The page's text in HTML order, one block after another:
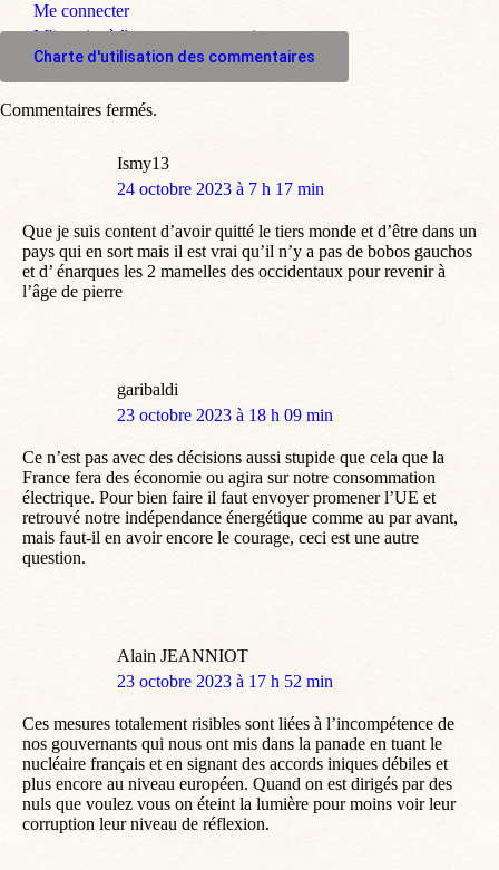
Me connecter
M'inscrire à l'espace commentaire
Charte d'utilisation des commentaires
Ismy13
dit
24 octobre 2023 à 7 h 17 min
Que je suis content d’avoir quitté le tiers monde et d’être dans un
pays qui en sort mais il est vrai qu’il n’y a pas de bobos gauchos
et d’ énarques les 2 mamelles des occidentaux pour revenir à
l’âge de pierre
garibaldi
dit
23 octobre 2023 à 18 h 09 min
Ce n’est pas avec des décisions aussi stupide que cela que la
France fera des économie ou agira sur notre consommation
électrique. Pour bien faire il faut envoyer promener l’UE et
retrouvé notre indépendance énergétique comme au par avant,
mais faut-il en avoir encore le courage, ceci est une autre
question.
Alain JEANNIOT
dit
23 octobre 2023 à 17 h 52 min
Ces mesures totalement risibles sont liées à l’incompétence de
nos gouvernants qui nous ont mis dans la panade en tuant le
nucléaire français et en signant des accords iniques débiles et
plus encore au niveau européen. Quand on est dirigés par des
nuls que voulez vous on éteint la lumière pour moins voir leur
corruption leur niveau de réflexion.
Commentaires fermés.